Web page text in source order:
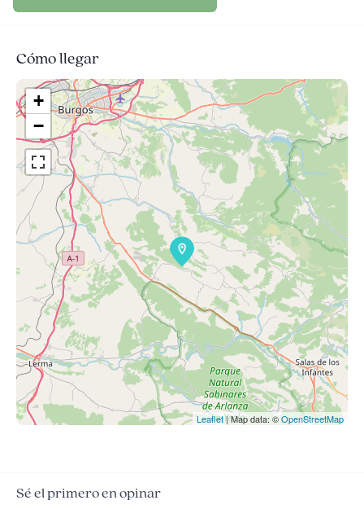
Cómo llegar
+
−
Leaflet| Map data: ©OpenStreetMap
Sé el primero en opinar